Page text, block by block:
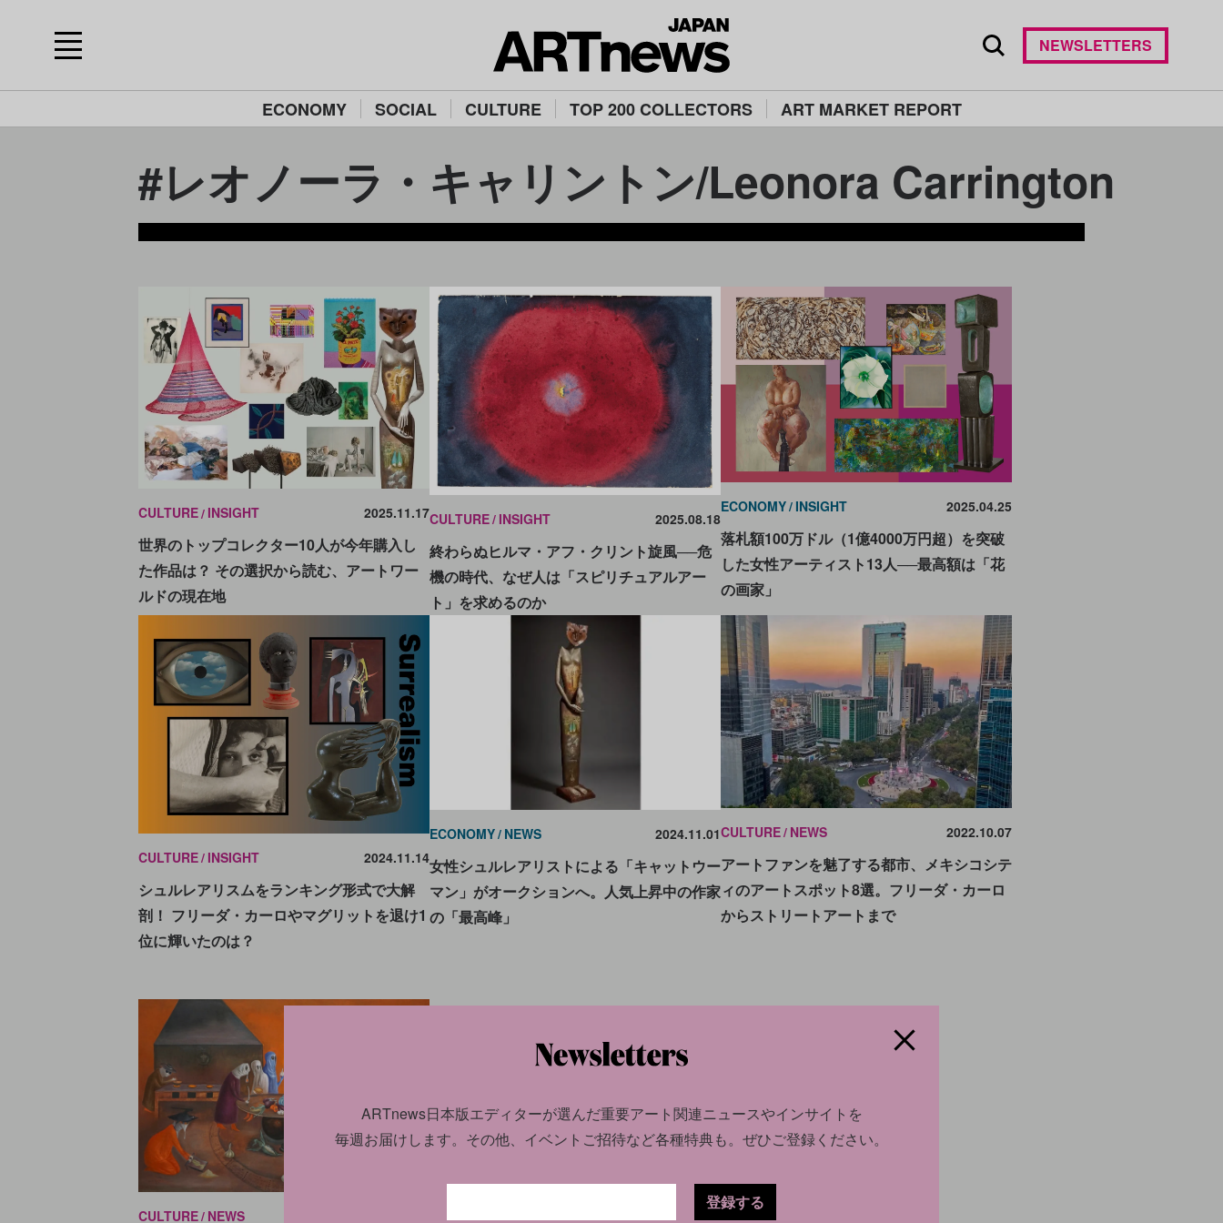
ECONOMY SOCIAL CULTURE TOP 200 COLLECTORS ART MARKET REPORT
NEWSLETTERS
#レオノーラ・キャリントン/Leonora Carrington
CULTURE INSIGHT 2025.11.17
世界のトップコレクター10人が今年購入し
た作品は？ その選択から読む、アートワー
ルドの現在地
CULTURE INSIGHT 2025.08.18
終わらぬヒルマ・アフ・クリント旋風──危
機の時代、なぜ人は「スピリチュアルアー
ト」を求めるのか
ECONOMY INSIGHT 2025.04.25
落札額100万ドル（1億4000万円超）を突破
した女性アーティスト13人──最高額は「花
の画家」
CULTURE INSIGHT 2024.11.14
シュルレアリスムをランキング形式で大解
剖！ フリーダ・カーロやマグリットを退け1
位に輝いたのは？
ECONOMY NEWS 2024.11.01
女性シュルレアリストによる「キャットウー
マン」がオークションへ。人気上昇中の作家
の「最高峰」
CULTURE NEWS 2022.10.07
アートファンを魅了する都市、メキシコシテ
ィのアートスポット8選。フリーダ・カーロ
からストリートアートまで
CULTURE NEWS
ARTnews日本版エディターが選んだ重要アート関連ニュースやインサイトを
毎週お届けします。 その他、イベントご招待など各種特典も。ぜひご登録ください。
登録する